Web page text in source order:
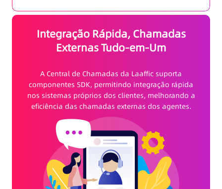
Integração Rápida, Chamadas
Externas Tudo-em-Um
A Central de Chamadas da Laaffic suporta
componentes SDK, permitindo integração rápida
nos sistemas próprios dos clientes, melhorando a
eficiência das chamadas externas dos agentes.